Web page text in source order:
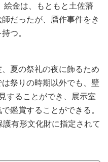
絵金は、もともと土佐藩
だったが、贋作事件をき
つ。
夏の祭礼の夜に飾るため
祭りの時期以外でも、壁
することができ、展示室
鑑賞することができる。
有形文化財に指定されて